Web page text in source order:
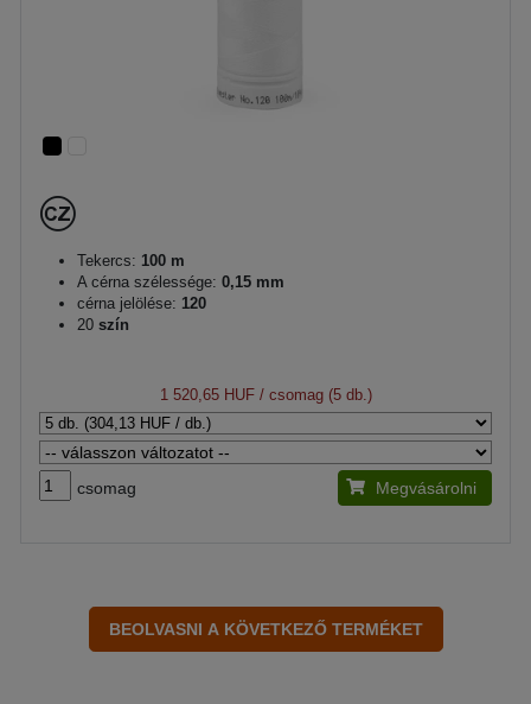
Tekercs: 100 m
A cérna szélessége: 0,15 mm
cérna jelölése: 120
20 szín
1 520,65 HUF/ csomag (5 db.)
csomag Megvásárolni